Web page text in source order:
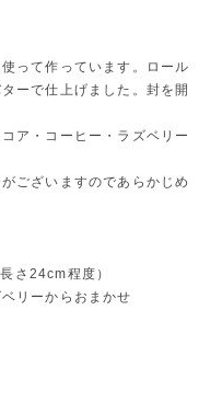
って作っています。ロール
ーで仕上げました。封を開
ア・コーヒー・ラズベリー
ございますのであらかじめ
さ24cm程度）
リーからおまかせ